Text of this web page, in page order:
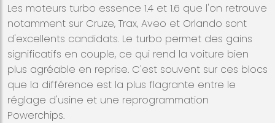
Les moteurs turbo essence 1.4 et 1.6 que l'on retrouve
notamment sur Cruze, Trax, Aveo et Orlando sont
d'excellents candidats. Le turbo permet des gains
significatifs en couple, ce qui rend la voiture bien
plus agréable en reprise. C'est souvent sur ces blocs
que la différence est la plus flagrante entre le
réglage d'usine et une reprogrammation
Powerchips.